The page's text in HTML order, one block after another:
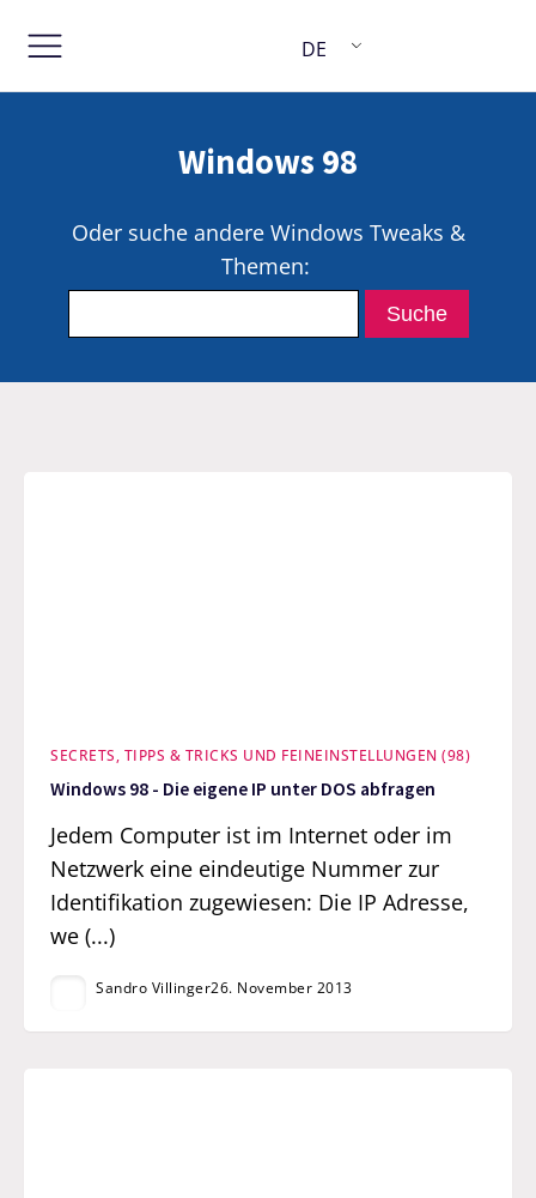
DE
Windows 98
Oder suche andere Windows Tweaks &
Themen:
SECRETS, TIPPS & TRICKS UND FEINEINSTELLUNGEN (98)
Windows 98 - Die eigene IP unter DOS abfragen
Jedem Computer ist im Internet oder im
Netzwerk eine eindeutige Nummer zur
Identifikation zugewiesen: Die IP Adresse,
we (...)
Sandro Villinger26. November 2013